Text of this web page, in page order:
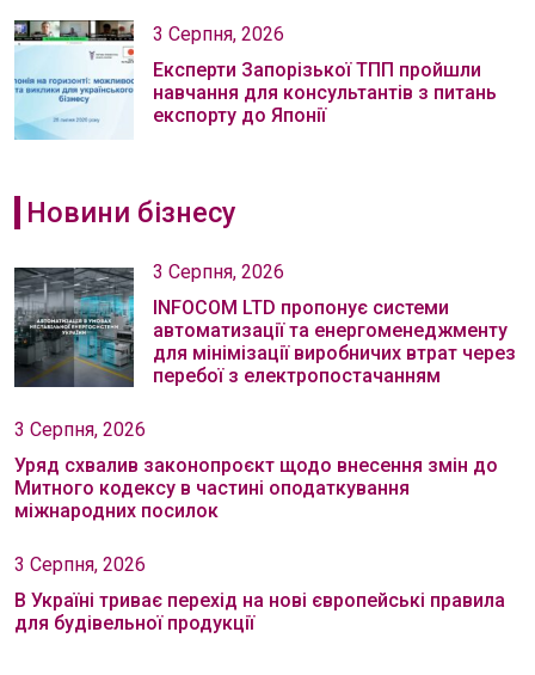
3 Серпня, 2026
Експерти Запорізької ТПП пройшли
навчання для консультантів з питань
експорту до Японії
Новини бізнесу
3 Серпня, 2026
INFOCOM LTD пропонує системи
автоматизації та енергоменеджменту
для мінімізації виробничих втрат через
перебої з електропостачанням
3 Серпня, 2026
Уряд схвалив законопроєкт щодо внесення змін до
Митного кодексу в частині оподаткування
міжнародних посилок
3 Серпня, 2026
В Україні триває перехід на нові європейські правила
для будівельної продукції